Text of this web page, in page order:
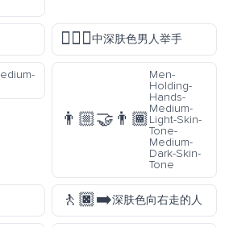
🙋🏾‍♂️中深肤色男人举手
👨🏼‍🤝‍👨🏾
Men-
Holding-
Hands-
Medium-
Light-Skin-
Tone-
Medium-
Dark-Skin-
Tone
🚶🏿‍➡️深肤色向右走的人